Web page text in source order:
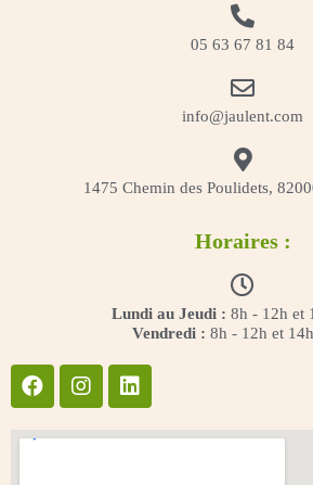
05 63 67 81 84
info@jaulent.com
1475 Chemin des Poulidets,
Horaires :
Lundi au Jeudi : 8h - 12h et
Vendredi : 8h - 12h et